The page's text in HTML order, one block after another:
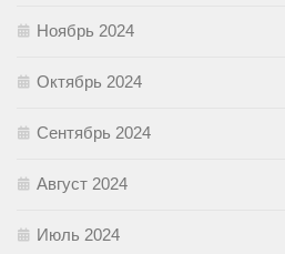
Ноябрь 2024
Октябрь 2024
Сентябрь 2024
Август 2024
Июль 2024